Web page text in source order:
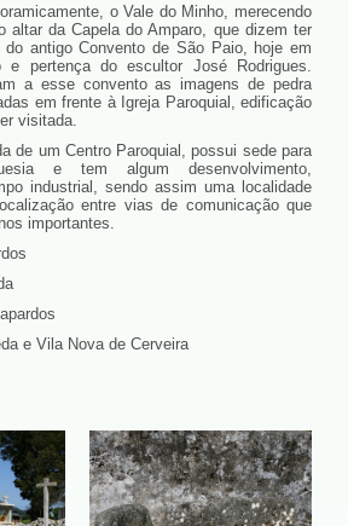
o Vale do Minho, merecendo
altar da Capela do Amparo, que dizem ter
antigo Convento de São Paio, hoje em
e pertença do escultor José Rodrigues.
a esse convento as imagens de pedra
em frente à Igreja Paroquial, edificação
visitada.
de um Centro Paroquial, possui sede para
e tem algum desenvolvimento,
industrial, sendo assim uma localidade
entre vias de comunicação que
importantes.
e Vila Nova de Cerveira